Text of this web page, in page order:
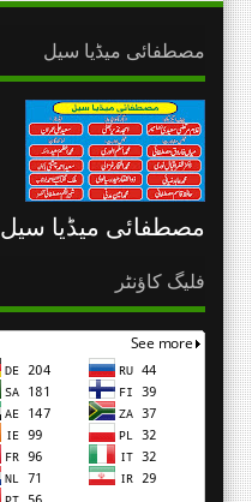
مصطفائی میڈیا سیل
مصطفائی میڈیا سیل
فلیگ کاؤنٹر